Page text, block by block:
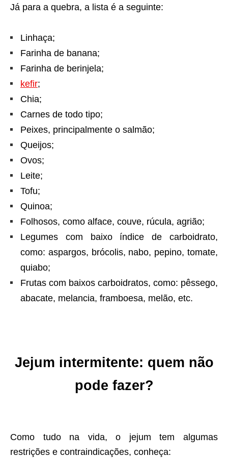
Já para a quebra, a lista é a seguinte:
Linhaça;
Farinha de banana;
Farinha de berinjela;
kefir;
Chia;
Carnes de todo tipo;
Peixes, principalmente o salmão;
Queijos;
Ovos;
Leite;
Tofu;
Quinoa;
Folhosos, como alface, couve, rúcula, agrião;
Legumes com baixo índice de carboidrato,
como: aspargos, brócolis, nabo, pepino, tomate,
quiabo;
Frutas com baixos carboidratos, como: pêssego,
abacate, melancia, framboesa, melão, etc.
Jejum intermitente: quem não
pode fazer?
Como tudo na vida, o jejum tem algumas
restrições e contraindicações, conheça: